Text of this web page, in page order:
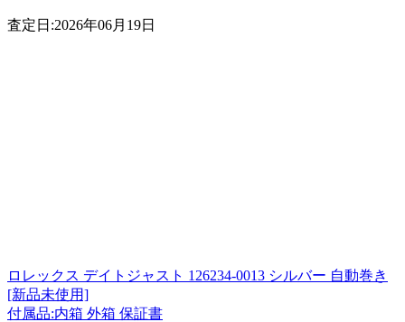
査定日:2026年06月19日
ロレックス デイトジャスト 126234-0013 シルバー 自動巻き
[新品未使用]
付属品:内箱 外箱 保証書